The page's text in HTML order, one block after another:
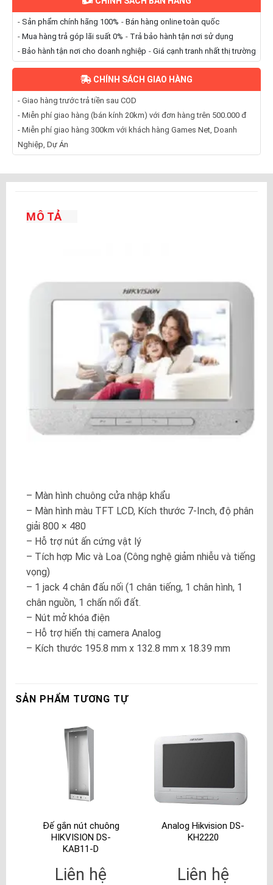
- Sản phẩm chính hãng 100% - Bán hàng online toàn quốc
- Mua hàng trả góp lãi suất 0% - Trả bảo hành tận nơi sử dụng
- Bảo hành tận nơi cho doanh nghiệp - Giá cạnh tranh nhất thị trường
CHÍNH SÁCH GIAO HÀNG
- Giao hàng trước trả tiền sau COD
- Miễn phí giao hàng (bán kính 20km) với đơn hàng trên 500.000 đ
- Miễn phí giao hàng 300km với khách hàng Games Net, Doanh
Nghiệp, Dự Án
MÔ TẢ
– Màn hình chuông cửa nhập khẩu
– Màn hình màu TFT LCD, Kích thước 7-Inch, độ phân
giải 800 × 480
– Hỗ trợ nút ấn cứng vật lý
– Tích hợp Mic và Loa (Công nghệ giảm nhiễu và tiếng
vọng)
– 1 jack 4 chân đấu nối (1 chân tiếng, 1 chân hình, 1
chân nguồn, 1 chấn nối đất.
– Nút mở khóa điện
– Hỗ trợ hiển thị camera Analog
– Kích thước 195.8 mm x 132.8 mm x 18.39 mm
SẢN PHẨM TƯƠNG TỰ
Đế gắn nút chuông
HIKVISION DS-
KAB11-D
Liên hệ
Analog Hikvision DS-
KH2220
Liên hệ